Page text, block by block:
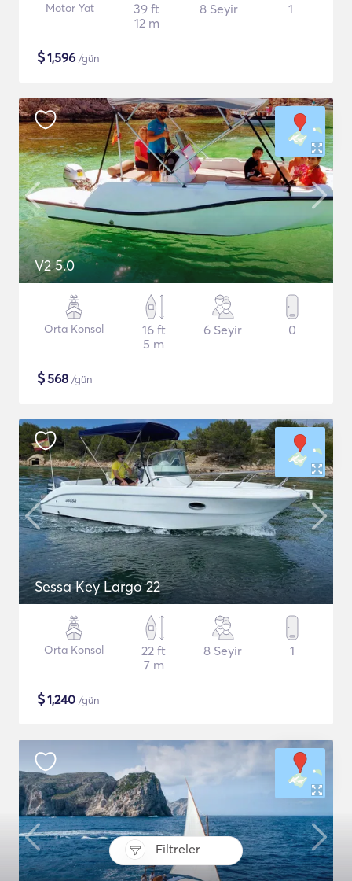
Filtreler
Motor Yat
39 ft
12 m
8 Seyir 1
$1,596 /gün
V2 5.0
Orta Konsol
16 ft
5 m
6 Seyir 0
$568 /gün
Sessa Key Largo 22
Orta Konsol
22 ft
7 m
8 Seyir 1
$1,240 /gün